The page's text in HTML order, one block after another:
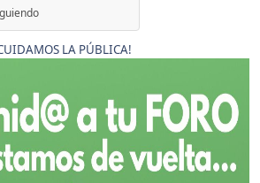
LA PÚBLICA!